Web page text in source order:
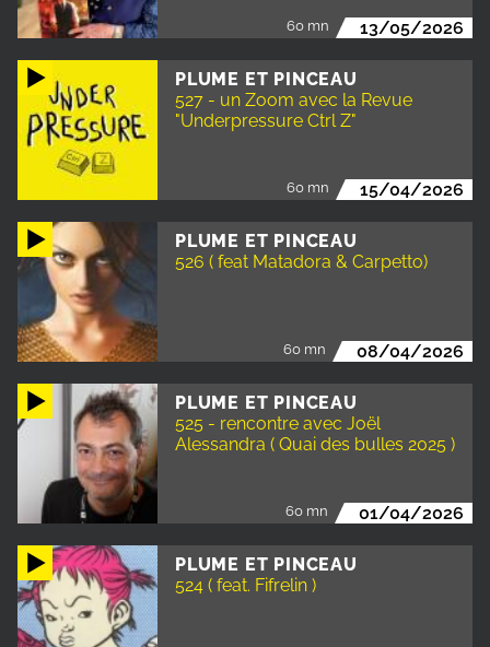
60 mn 13/05/2026
PLUME ET PINCEAU
527 - un Zoom avec la Revue
"Underpressure Ctrl Z"
60 mn 15/04/2026
PLUME ET PINCEAU
526 ( feat Matadora & Carpetto)
60 mn 08/04/2026
PLUME ET PINCEAU
525 - rencontre avec Joël
Alessandra ( Quai des bulles 2025 )
60 mn 01/04/2026
PLUME ET PINCEAU
524 ( feat. Fifrelin )